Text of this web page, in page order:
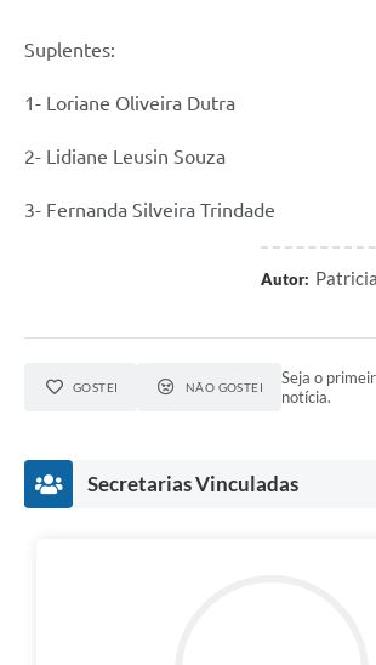
Suplentes:
1- Loriane Oliveira Dutra
2- Lidiane Leusin Souza
3- Fernanda Silveira Trindade
Autor:
GOSTEI NÃO GOSTEI
Seja o
notícia.
Secretarias Vinculadas